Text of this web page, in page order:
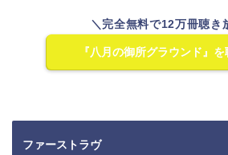
＼完全無料で12万冊聴き
『八月の御所グラウンド』
ファーストラヴ